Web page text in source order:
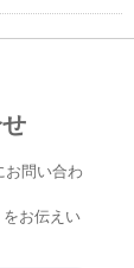
お問い合わ
お伝えい